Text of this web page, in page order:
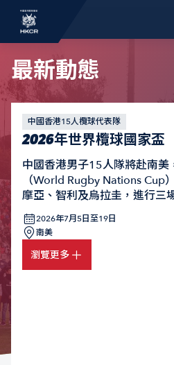
最新動態
中國香港15人欖球代表隊
2026年世界欖球國家盃
中國香港男子15人隊將赴南美
（World Rugby Nations Cup
摩亞、智利及烏拉圭，進行三
2026年7月5日至19日
南美
瀏覽更多